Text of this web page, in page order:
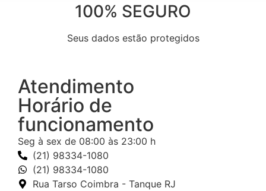
100% SEGURO
Seus dados estão protegidos
Atendimento
Horário de
funcionamento
Seg à sex de 08:00 às 23:00 h
(21) 98334-1080
(21) 98334-1080
Rua Tarso Coimbra - Tanque RJ